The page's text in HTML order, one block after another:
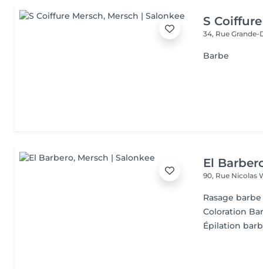
S
34, Rue
Barbe
El
90, Rue Nicolas
Rasage
Coloration
Épilation